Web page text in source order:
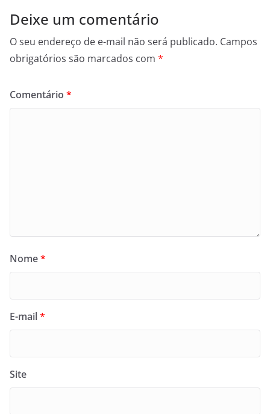
Deixe um comentário
O seu endereço de e-mail não será publicado. Campos
obrigatórios são marcados com *
Comentário *
Nome*
E-mail*
Site